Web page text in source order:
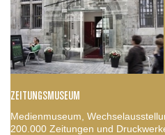
ZEITUNGSMUSEUM
Medienmuseum,
200.000 Zeitungen und